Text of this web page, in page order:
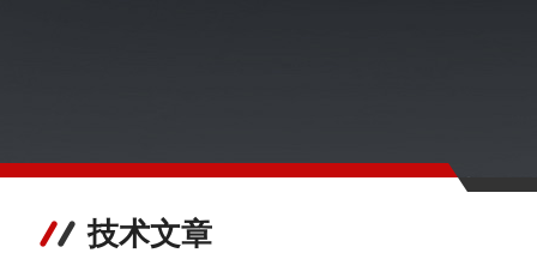
技术文章